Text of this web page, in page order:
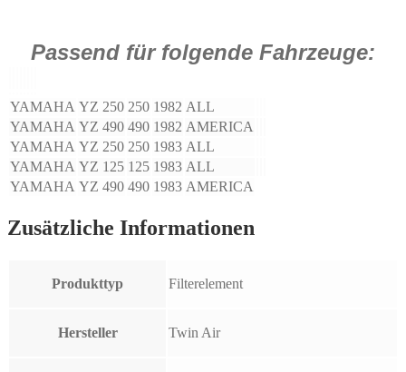
Passend für folgende Fahrzeuge:
YAMAHA YZ 250 250 1982 ALL
YAMAHA YZ 490 490 1982 AMERICA
YAMAHA YZ 250 250 1983 ALL
YAMAHA YZ 125 125 1983 ALL
YAMAHA YZ 490 490 1983 AMERICA
Zusätzliche Informationen
Produkttyp Filterelement
Hersteller Twin Air